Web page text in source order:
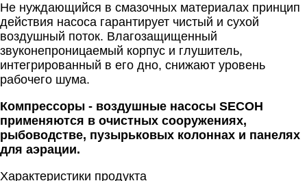
Не нуждающийся в смазочных материалах принцип
действия насоса гарантирует чистый и сухой
воздушный поток. Влагозащищенный
звуконепроницаемый корпус и глушитель,
интегрированный в его дно, снижают уровень
рабочего шума.
Компрессоры - воздушные насосы SECOH
применяются в очистных сооружениях,
рыбоводстве, пузырьковых колоннах и панелях
для аэрации.
Характеристики продукта